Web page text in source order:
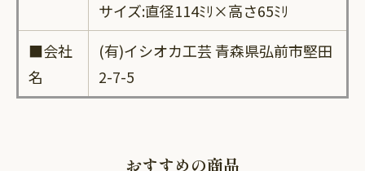
サイズ:直径114ﾐﾘ×高さ65ﾐﾘ
■会社
名
(有)イシオカ工芸 青森県弘前市堅田
2-7-5
おすすめの商品